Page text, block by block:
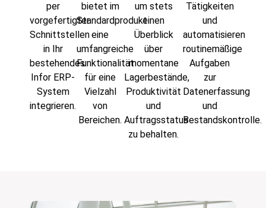
per
vorgefertigter
Schnittstellen
in Ihr
bestehendes
Infor ERP-
System
integrieren.
bietet im
Standardprodukt
eine
umfangreiche
Funktionalität
für eine
Vielzahl
von
Bereichen.
um stets
einen
Überblick
über
momentane
Lagerbestände,
Produktivität
und
Auftragsstatus
zu behalten.
Tätigkeiten
und
automatisieren
routinemäßige
Aufgaben
zur
Datenerfassung
und
Bestandskontrolle.